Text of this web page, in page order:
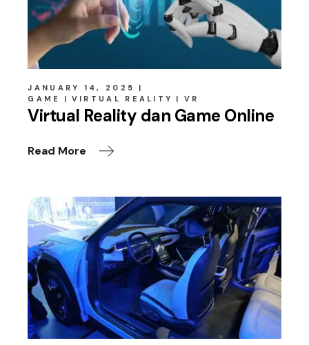
JANUARY 14, 2025
GAME
VIRTUAL REALITY VR
Virtual Reality dan Game Online
Read More